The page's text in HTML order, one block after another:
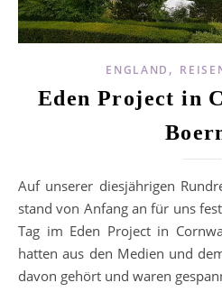
ENGLAND ,
Eden Project in
Auf unserer diesjährigen Rundreise durch Großbritannien
stand von Anfang an für uns
Tag im Eden Project in
hatten aus den Medien und
davon gehört und waren